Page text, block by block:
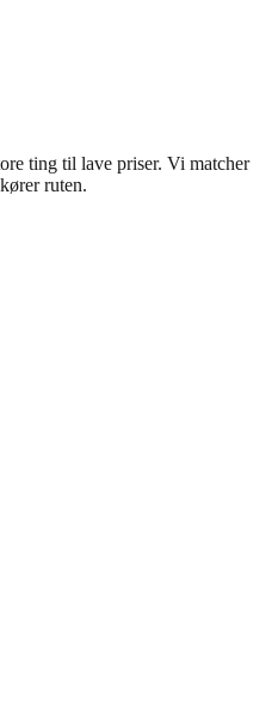
ting til lave priser. Vi matcher
ruten.